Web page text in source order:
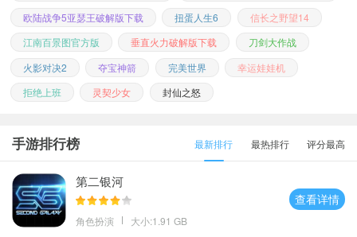
欧陆战争5亚瑟王破解版下载
扭蛋人生6
信长之野望14
江南百景图官方版
垂直火力破解版下载
刀剑大作战
火影对决2
夺宝神箭 完美世界
幸运娃娃机
拒绝上班
灵契少女 封仙之怒
手游排行榜 最新排行 最热排行 评分最高
第二银河
角色扮演 大小:1.91 GB
查看详情